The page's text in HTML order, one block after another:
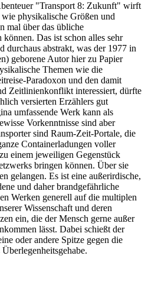
"Transport 8: Zukunft" wirft
physikalische Größen und
mal über das übliche
Das ist schon alles sehr
durchaus abstrakt, was der 1977 in
geborene Autor hier zu Papier
Themen wie die
Paradoxon und den damit
Zeitlinienkonflikt interessiert, dürfte
versierten Erzählers gut
umfassende Werk kann als
Vorkenntnisse sind aber
sind Raum-Zeit-Portale, die
Containerladungen voller
einem jeweiligen Gegenstück
bringen können. Über sie
gelangen. Es ist eine außerirdische,
und daher brandgefährliche
Werken generell auf die multiplen
Wissenschaft und deren
ein, die der Mensch gerne außer
lässt. Dabei schießt der
oder andere Spitze gegen die